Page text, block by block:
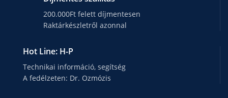
200.000Ft felett díjmentesen
Raktárkészletről azonnal
Hot Line: H-P
Technikai információ, segítség
A fedélzeten: Dr. Ozmózis